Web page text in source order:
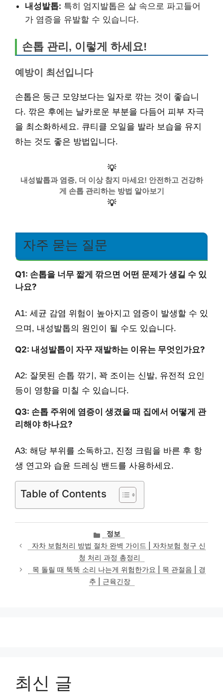
내성발톱: 특히 엄지발톱은 살 속으로 파고들어
가 염증을 유발할 수 있습니다.
손톱 관리, 이렇게 하세요!
예방이 최선입니다
손톱은 둥근 모양보다는 일자로 깎는 것이 좋습니
다. 깎은 후에는 날카로운 부분을 다듬어 피부 자극
을 최소화하세요. 큐티클 오일을 발라 보습을 유지
하는 것도 좋은 방법입니다.
💡
내성발톱과 염증, 더 이상 참지 마세요! 안전하고 건강하
게 손톱 관리하는 방법 알아보기
💡
자주 묻는 질문
Q1: 손톱을 너무 짧게 깎으면 어떤 문제가 생길 수 있
나요?
A1: 세균 감염 위험이 높아지고 염증이 발생할 수 있
으며, 내성발톱의 원인이 될 수도 있습니다.
Q2: 내성발톱이 자꾸 재발하는 이유는 무엇인가요?
A2: 잘못된 손톱 깎기, 꽉 조이는 신발, 유전적 요인
등이 영향을 미칠 수 있습니다.
Q3: 손톱 주위에 염증이 생겼을 때 집에서 어떻게 관
리해야 하나요?
A3: 해당 부위를 소독하고, 진정 크림을 바른 후 항
생 연고와 습윤 드레싱 밴드를 사용하세요.
Table of Contents
카
테
고
리
정보
자차 보험처리 방법 절차 완벽 가이드 | 자차보험 청구 신
청 처리 과정 총정리
목 돌릴 때 뚝뚝 소리 나는게 위험한가요 | 목 관절음 | 경
추 | 근육긴장
최신 글